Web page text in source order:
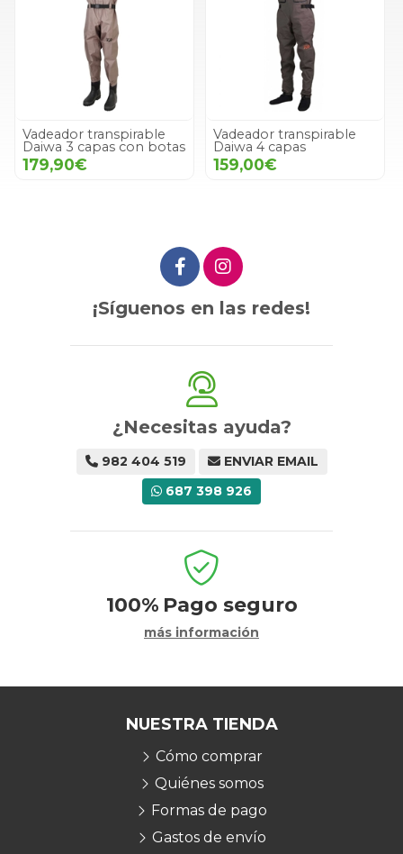
Vadeador transpirable
Daiwa 3 capas con botas
179,90€
Vadeador transpirable
Daiwa 4 capas
159,00€
¡Síguenos en las redes!
¿Necesitas ayuda?
982 404 519
ENVIAR EMAIL
687 398 926
100% Pago seguro
más información
NUESTRA TIENDA
Cómo comprar
Quiénes somos
Formas de pago
Gastos de envío